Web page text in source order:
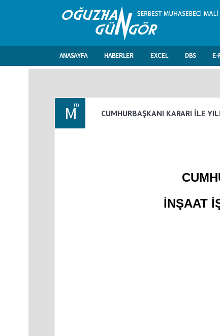
ANASAYFA HABERLER EXCEL DBS E-
CUMHURBAŞKANI KARARI İLE
Mm
İNŞAAT